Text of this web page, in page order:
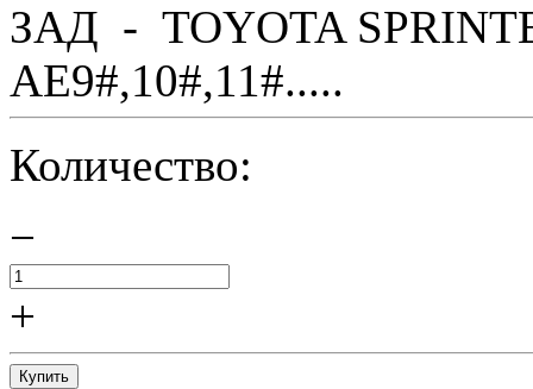
ЗАД - TOYOTA
AE9#,10#,11#.....
Количество:
−
+
Купить